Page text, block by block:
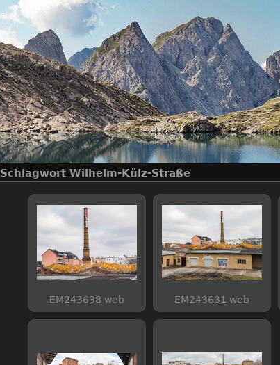
Schlagwort Wilhelm-Külz-Straße
EM243638 web EM243631 web